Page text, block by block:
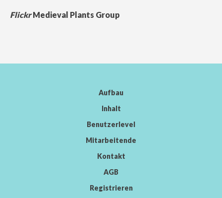
FlickrMedieval Plants Group
Aufbau
Inhalt
Benutzerlevel
Mitarbeitende
Kontakt
AGB
Registrieren